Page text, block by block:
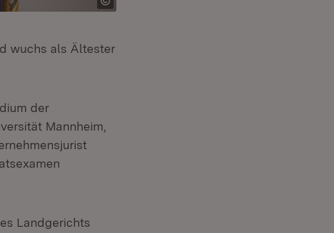
wuchs als Ältester
der
Mannheim,
Landgerichts